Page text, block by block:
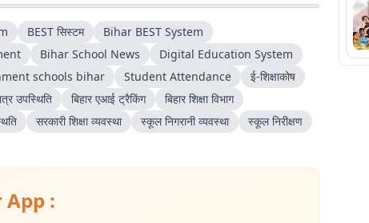
BEST सिस्टम
Bihar BEST System
Bihar School News
Digital Education System
schools bihar Student Attendance
ई-शिक्षाकोष
उपस्थिति बिहार एआई ट्रैकिंग
बिहार शिक्षा विभाग
सरकारी शिक्षा व्यवस्था स्कूल निगरानी व्यवस्था
स्कूल निरीक्षण
: